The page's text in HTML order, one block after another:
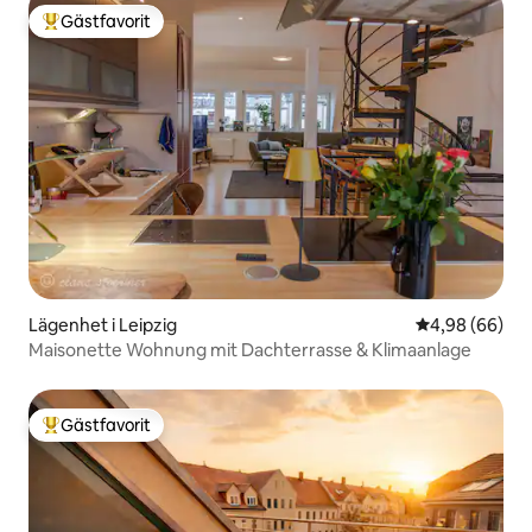
Populär gästfavorit
Gästfavorit
Lägenhet i Leipzig 4,98 av 5 i
4,98 (66)
Maisonette Wohnung mit Dachterrasse & Klimaanlage
Populär gästfavorit
Gästfavorit